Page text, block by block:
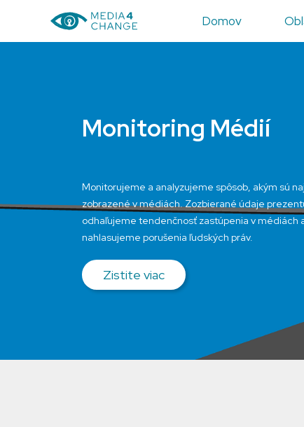
Domov
Monitoring Médií
Monitorujeme a analyzujeme spôsob, akým sú
zobrazené v médiách. Zozbierané údaje
odhaľujeme tendenčnosť zastúpenia v médiách
nahlasujeme porušenia ľudských práv.
Zistite viac